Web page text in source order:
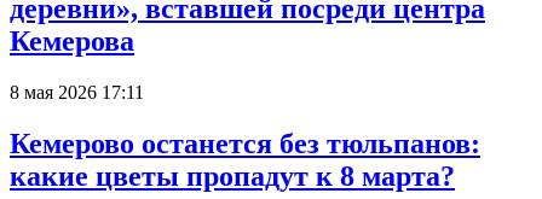
деревни», вставшей посреди центра
Кемерова
8 мая 2026 17:11
Кемерово останется без тюльпанов:
какие цветы пропадут к 8 марта?